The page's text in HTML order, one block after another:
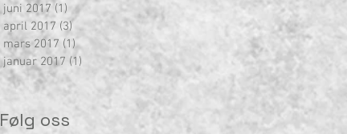
juni 2017 (1) 1 innlegg
april 2017 (3)3 innlegg
mars 2017 (1)1 innlegg
januar 2017 (1) 1 innlegg
Følg oss